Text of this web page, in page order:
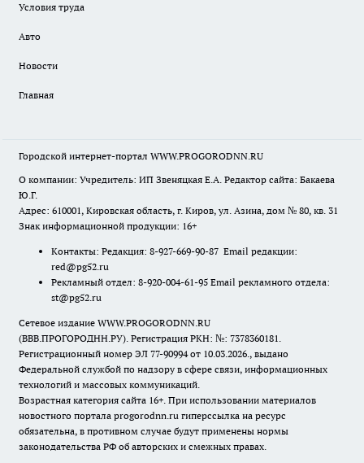
Условия труда
Авто
Новости
Главная
Городской интернет-портал WWW.PROGORODNN.RU
О компании: Учредитель: ИП Звеняцкая Е.А. Редактор сайта: Бакаева
Ю.Г.
Адрес: 610001, Кировская область, г. Киров, ул. Азина, дом № 80, кв. 31
Знак информационной продукции: 16+
Контакты: Редакция: 8-927-669-90-87 Email редакции:
red@pg52.ru
Рекламный отдел: 8-920-004-61-95 Email рекламного отдела:
st@pg52.ru
Сетевое издание WWW.PROGORODNN.RU
(ВВВ.ПРОГОРОДНН.РУ). Регистрация РКН: №: 7378360181.
Регистрационный номер ЭЛ 77-90994 от 10.03.2026., выдано
Федеральной службой по надзору в сфере связи, информационных
технологий и массовых коммуникаций.
Возрастная категория сайта 16+. При использовании материалов
новостного портала progorodnn.ru гиперссылка на ресурс
обязательна, в противном случае будут применены нормы
законодательства РФ об авторских и смежных правах.